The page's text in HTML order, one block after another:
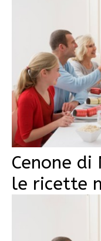
Cenone
le ricette